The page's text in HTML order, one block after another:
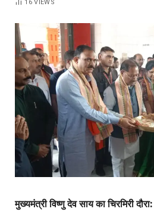
16VIEWS
मुख्यमंत्री विष्णु देव साय का चिरमिरी